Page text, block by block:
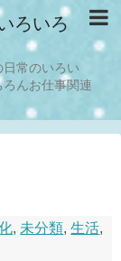
ろいろ
常のいろい
んお仕事関連
, 未分類,生活,